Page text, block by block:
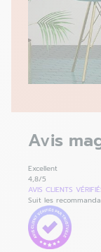
Avis
Excellent
4,8/5
AVIS CLIENTS
Suit les